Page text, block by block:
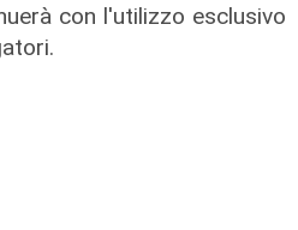
con l'utilizzo esclusivo